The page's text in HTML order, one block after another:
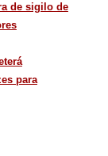
de sigilo de
para